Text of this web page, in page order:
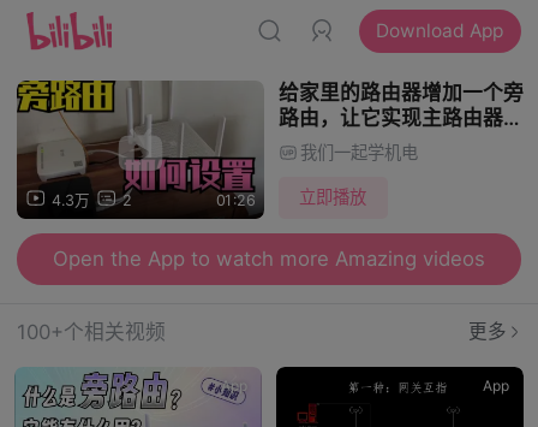
Download App
4.3万 2 01:26
给家里的路由器增加一个旁
路由，让它实现主路由器无
法实现的功能
我们一起学机电
立即播放
Open the App to watch more Amazing videos
100+个相关视频 更多
App App